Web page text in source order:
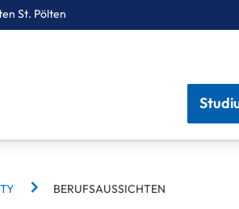
St. Pölten
BERUFSAUSSICHTEN